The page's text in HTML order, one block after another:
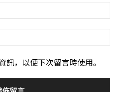
訊，以便下次留言時使用。